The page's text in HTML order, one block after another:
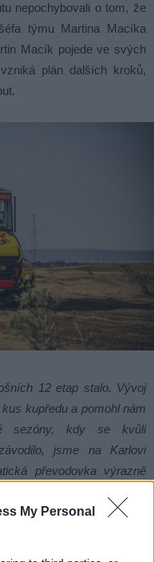
My Personal
nepochybovali o tom, že
týmu Martina Macíka
Macík pojede ve svých
plán dalších kroků,
12 etap stalo. Vývoj
kupředu a pomohl nám
sezóny, kdy se kvůli
jsme na Karlovi
převodovka výrazně
vývoje máme kamion,
ve startovním